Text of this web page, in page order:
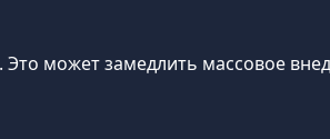
может замедлить массовое